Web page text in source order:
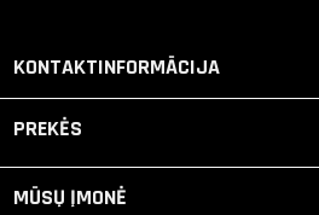
KONTAKTINFORMĀCIJA
PREKĖS
MŪSŲ ĮMONĖ